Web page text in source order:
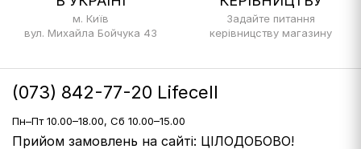
м. Київ
вул. Михайла Бойчука 43
Задайте питання
керівницству магазину
(073) 842-77-20 Lifecell
Пн–Пт 10.00–18.00, Сб 10.00–15.00
Прийом замовлень на сайті: ЦІЛОДОБОВО!